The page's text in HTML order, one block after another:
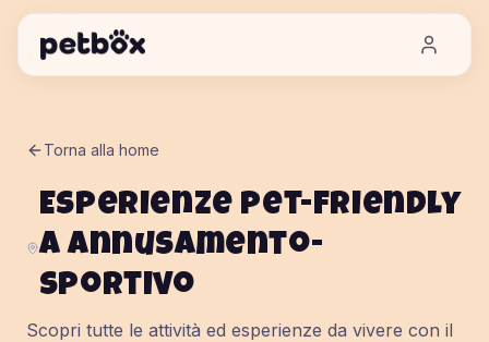
Torna alla home
Esperienze pet-friendly
aannusamento-
sportivo
Scopri tutte le attività ed esperienze da vivere con il